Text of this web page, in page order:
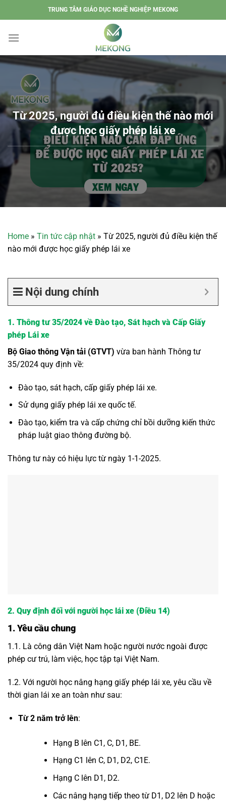
đến
dung
TRUNG TÂM GIÁO DỤC NGHỀ NGHIỆP MEKONG
Từ 2025, người đủ điều kiện thế nào mới
được học giấy phép lái xe
Home » Tin tức cập nhật » Từ 2025, người đủ điều kiện thế
nào mới được học giấy phép lái xe
Nội dung chính
1. Thông tư 35/2024 về Đào tạo, Sát hạch và Cấp Giấy
phép Lái xe
Bộ Giao thông Vận tải (GTVT) vừa ban hành Thông tư
35/2024 quy định về:
Đào tạo, sát hạch, cấp giấy phép lái xe.
Sử dụng giấy phép lái xe quốc tế.
Đào tạo, kiểm tra và cấp chứng chỉ bồi dưỡng kiến thức
pháp luật giao thông đường bộ.
Thông tư này có hiệu lực từ ngày 1-1-2025.
2. Quy định đối với người học lái xe (Điều 14)
1. Yêu cầu chung
1.1. Là công dân Việt Nam hoặc người nước ngoài được
phép cư trú, làm việc, học tập tại Việt Nam.
1.2. Với người học nâng hạng giấy phép lái xe, yêu cầu về
thời gian lái xe an toàn như sau:
Từ 2 năm trở lên:
Hạng B lên C1, C, D1, BE.
Hạng C1 lên C, D1, D2, C1E.
Hạng C lên D1, D2.
Các nâng hạng tiếp theo từ D1, D2 lên D hoặc